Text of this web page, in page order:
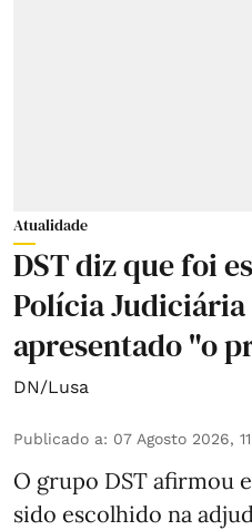
Atualidade
DST diz que foi
Polícia
apresentado "o
DN/Lusa
Publicado a: 07 Agosto 2026,
O grupo DST afirmou
sido escolhido na